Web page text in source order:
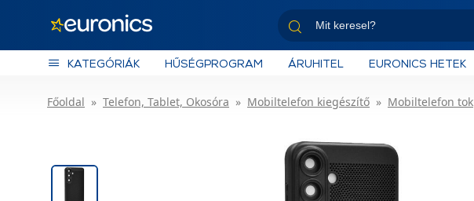
KATEGÓRIÁK HŰSÉGPROGRAM ÁRUHITEL EURONICS HETEK
Főoldal Telefon, Tablet, Okosóra Mobiltelefon kiegészítő Mobiltelefon tok